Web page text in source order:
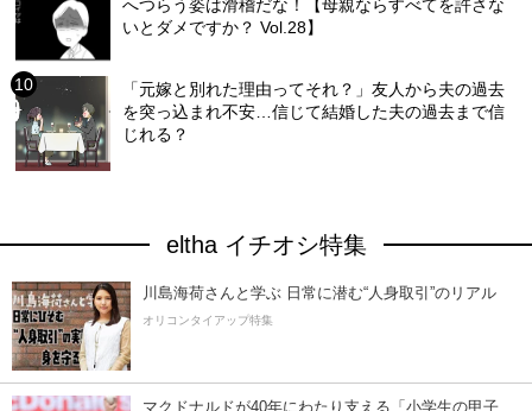
へつらう姿は滑稽だな！【母親ならすべてを許さな
いとダメですか？ Vol.28】
「元嫁と別れた理由ってそれ？」友人から夫の過去
を突っ込まれ不安…信じて結婚した夫の過去まで信
じれる？
eltha イチオシ特集
川島海荷さんと学ぶ 日常に潜む“人身取引”のリアル
オリコンタイアップ特集
マクドナルドが40年にわたり支える「小学生の甲子